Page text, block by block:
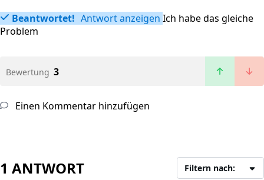
Beantwortet! Antwort anzeigen Ich habe das gleiche
Problem
Bewertung 3
Einen Kommentar hinzufügen
1 ANTWORT Filtern nach: